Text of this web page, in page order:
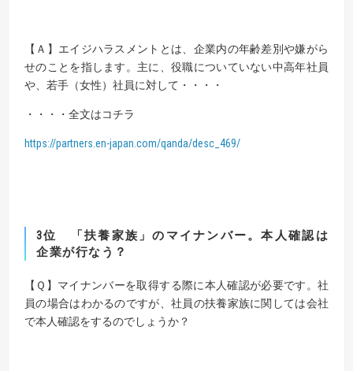
【Ａ】 エイジハラスメントとは、企業内の年齢差別や嫌がら
せのことを指します。主に、役職についていない中高年社員
や、若手（女性）社員に対して・・・・
・・・・全文はコチラ
https://partners.en-japan.com/qanda/desc_469/
3位
「扶養家族」のマイナンバー。本人確認は
企業が行なう？
【Ｑ】 マイナンバーを取得する際に本人確認が必要です。社
員の場合はわかるのですが、社員の扶養家族に関しては会社
で本人確認をするのでしょうか？